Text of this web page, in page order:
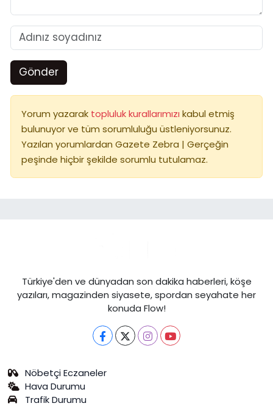
Gönder
Yorum yazarak topluluk kurallarımızı kabul etmiş
bulunuyor ve tüm sorumluluğu üstleniyorsunuz.
Yazılan yorumlardan Gazete Zebra | Gerçeğin
peşinde hiçbir şekilde sorumlu tutulamaz.
Türkiye'den ve dünyadan son dakika haberleri, köşe
yazıları, magazinden siyasete, spordan seyahate her
konuda Flow!
Nöbetçi Eczaneler
Hava Durumu
Trafik Durumu